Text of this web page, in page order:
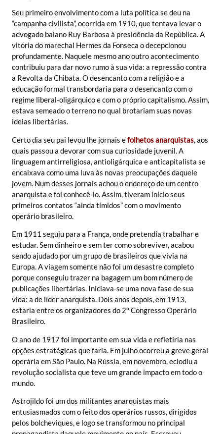
Seu primeiro envolvimento com a luta política se deu na
“campanha civilista”, ocorrida em 1910, que tentava levar o
advogado baiano Ruy Barbosa à presidência da República. A
vitória do marechal Hermes da Fonseca o decepcionou
profundamente. Naquele mesmo ano outro acontecimento
contribuiu para dar novo rumo à sua vida: a repressão contra
a Revolta da Chibata. O desencanto com a religião e a
educação formal transbordaria para o desencanto com o
regime liberal-oligárquico e com o próprio capitalismo. Assim,
estava semeado o terreno no qual brotariam suas novas
ideias libertárias.
Certo dia seu pai levou lhe jornais efolhetos anarquistas, aos
quais passou a devorar com sua curiosidade juvenil. A
linguagem antirreligiosa, antioligárquica e anticapitalista se
encaixava como uma luva às novas preocupações daquele
jovem. Num desses jornais achou o endereço de um centro
anarquista e foi conhecê-lo. Assim, tiveram início seus
primeiros contatos “ainda tímidos” com o movimento
operário brasileiro.
Em 1911 seguiu para a França, onde pretendia trabalhar e
estudar. Sem dinheiro e sem ter como sobreviver, acabou
sendo ajudado por um grupo de brasileiros que vivia na
Europa. A viagem somente não foi um desastre completo
porque conseguiu trazer na bagagem um bom número de
publicações libertárias. Iniciava-se uma nova fase de sua
vida: a de líder anarquista. Dois anos depois, em 1913,
estaria entre os organizadores do 2º Congresso Operário
Brasileiro.
O ano de 1917 foi importante em sua vida e refletiria nas
opções estratégicas que faria. Em julho ocorreu a greve geral
operária em São Paulo. Na Rússia, em novembro, eclodiu a
revolução socialista que teve um grande impacto em todo o
mundo.
Astrojildo foi um dos militantes anarquistas mais
entusiasmados com o feito dos operários russos, dirigidos
pelos bolcheviques, e logo se transformou no principal